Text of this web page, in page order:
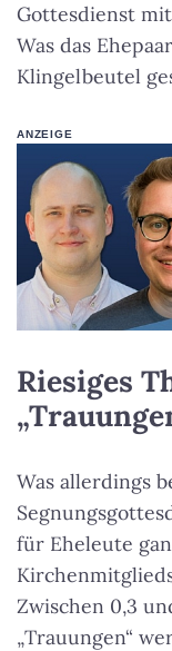
Gottesdienst
Was das
Klingelbeutel
ANZEIGE
Riesiges
Was allerdings
für Eheleute
Zwischen 0,3
„Trauungen“